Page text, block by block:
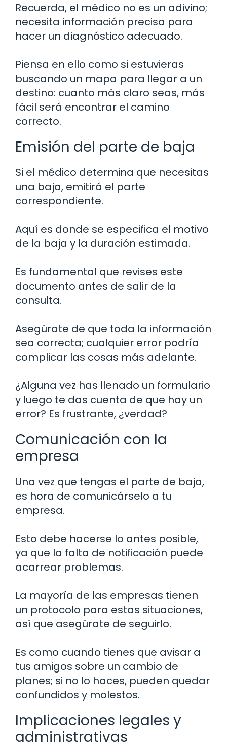
Recuerda, el médico no es un adivino;
necesita información precisa para
hacer un diagnóstico adecuado.
Piensa en ello como si estuvieras
buscando un mapa para llegar a un
destino: cuanto más claro seas, más
fácil será encontrar el camino
correcto.
Emisión del parte de baja
Si el médico determina que necesitas
una baja, emitirá el parte
correspondiente.
Aquí es donde se especifica el motivo
de la baja y la duración estimada.
Es fundamental que revises este
documento antes de salir de la
consulta.
Asegúrate de que toda la información
sea correcta; cualquier error podría
complicar las cosas más adelante.
¿Alguna vez has llenado un formulario
y luego te das cuenta de que hay un
error? Es frustrante, ¿verdad?
Comunicación con la
empresa
Una vez que tengas el parte de baja,
es hora de comunicárselo a tu
empresa.
Esto debe hacerse lo antes posible,
ya que la falta de notificación puede
acarrear problemas.
La mayoría de las empresas tienen
un protocolo para estas situaciones,
así que asegúrate de seguirlo.
Es como cuando tienes que avisar a
tus amigos sobre un cambio de
planes; si no lo haces, pueden quedar
confundidos y molestos.
Implicaciones legales y
administrativas